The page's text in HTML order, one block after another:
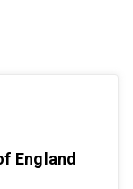
England